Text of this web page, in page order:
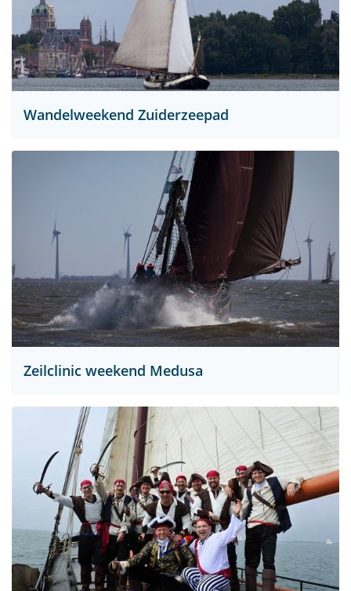
Wandelweekend Zuiderzeepad
Zeilclinic weekend Medusa